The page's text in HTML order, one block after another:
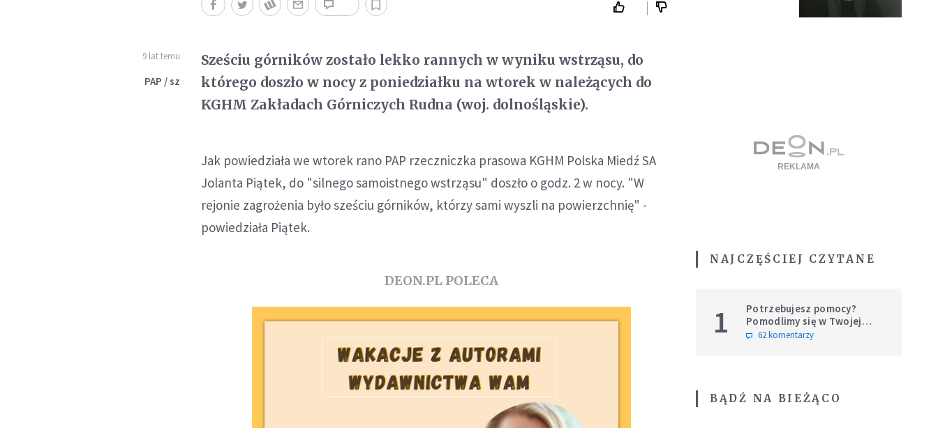
9 lat temu
PAP / sz
Sześciu górników zostało lekko rannych w wyniku wstrząsu, do
którego doszło w nocy z poniedziałku na wtorek w należących do
KGHM Zakładach Górniczych Rudna (woj. dolnośląskie).
Jak powiedziała we wtorek rano PAP rzeczniczka prasowa KGHM Polska Miedź SA
Jolanta Piątek, do "silnego samoistnego wstrząsu" doszło o godz. 2 w nocy. "W
rejonie zagrożenia było sześciu górników, którzy sami wyszli na powierzchnię" -
powiedziała Piątek.
DEON.PL POLECA
NAJCZĘŚCIEJ CZYTANE
1
Potrzebujesz pomocy?
Pomodlimy się w Twojej
intencji
62 komentarzy
BĄDŹ NA BIEŻĄCO